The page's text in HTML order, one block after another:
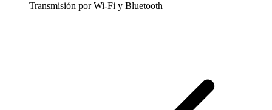
Transmisión por Wi-Fi y Bluetooth